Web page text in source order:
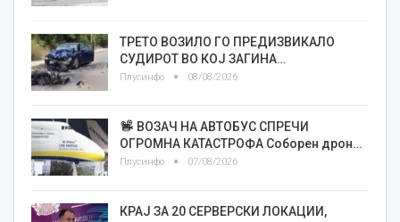
ТРЕТО ВОЗИЛО ГО ПРЕДИЗВИКАЛО
СУДИРОТ ВО КОЈ ЗАГИНА…
Плусинфо 08/08/2026
ВОЗАЧ НА АВТОБУС СПРЕЧИ
ОГРОМНА КАТАСТРОФА Соборен дрон…
Плусинфо 07/08/2026
КРАЈ ЗА 20 СЕРВЕРСКИ ЛОКАЦИИ,